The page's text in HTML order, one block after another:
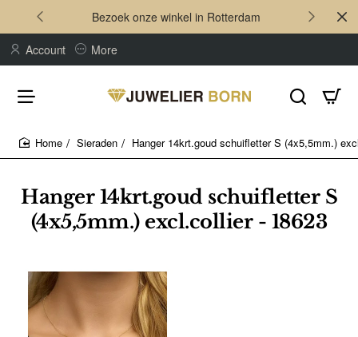
Bezoek onze winkel in Rotterdam
Account More
Hanger 14krt.goud schuifletter S
(4x5,5mm.) excl.collier - 18623
Sieraden Hanger 14krt.goud schuifletter S (4x5,5mm.)